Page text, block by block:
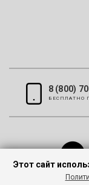
8 (800)
БЕСПЛАТНО
Этот сайт